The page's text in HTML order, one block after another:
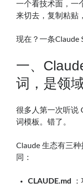
一个看技术面，一
来切去，复制粘贴
现在？一条Claude
一、
词，是领
很多人第一次听说
词模板。错了。
Claude 生态有三
同：
CLAUDE.md